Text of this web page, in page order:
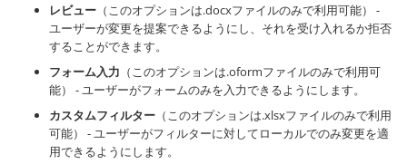
レビュー （このオプションは.docxファイルのみで利用可能） -
ユーザーが変更を提案できるようにし、それを受け入れるか拒否
することができます。
フォーム入力 （このオプションは.oformファイルのみで利用可
能） - ユーザーがフォームのみを入力できるようにします。
カスタムフィルター （このオプションは.xlsxファイルのみで利用
可能） - ユーザーがフィルターに対してローカルでのみ変更を適
用できるようにします。